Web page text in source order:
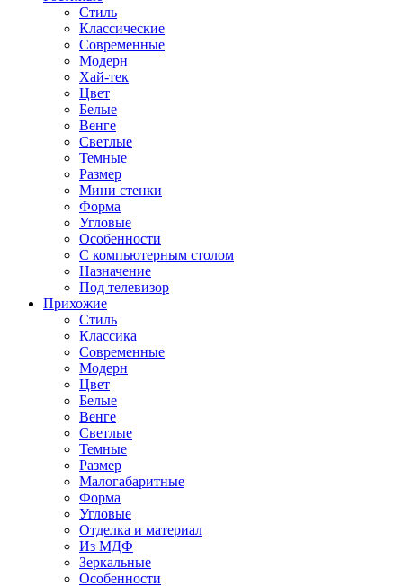
Стиль
Классические
Современные
Модерн
Хай-тек
Цвет
Белые
Венге
Светлые
Темные
Размер
Мини стенки
Форма
Угловые
Особенности
С компьютерным столом
Назначение
Под телевизор
Прихожие
Стиль
Классика
Современные
Модерн
Цвет
Белые
Венге
Светлые
Темные
Размер
Малогабаритные
Форма
Угловые
Отделка и материал
Из МДФ
Зеркальные
Особенности